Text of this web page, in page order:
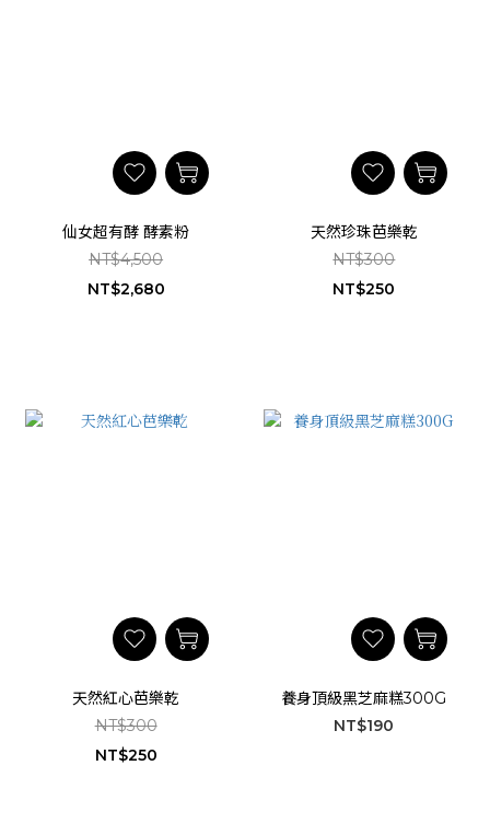
仙女超有酵 酵素粉
NT$4,500
NT$2,680
天然珍珠芭樂乾
NT$300
NT$250
天然紅心芭樂乾
NT$300
NT$250
養身頂級黑芝麻糕300G
NT$190